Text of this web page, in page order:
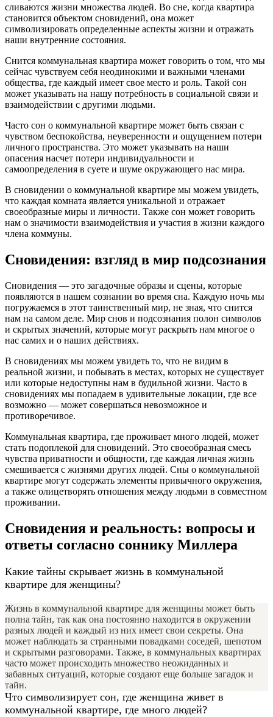
сливаются жизни множества людей. Во сне, когда квартира
становится объектом сновидений, она может
символизировать определенные аспекты жизни и отражать
наши внутренние состояния.
Снится коммунальная квартира может говорить о том, что мы
сейчас чувствуем себя неодинокими и важными членами
общества, где каждый имеет свое место и роль. Такой сон
может указывать на нашу потребность в социальной связи и
взаимодействии с другими людьми.
Часто сон о коммунальной квартире может быть связан с
чувством беспокойства, неуверенности и ощущением потери
личного пространства. Это может указывать на наши
опасения насчет потери индивидуальности и
самоопределения в суете и шуме окружающего нас мира.
В сновидении о коммунальной квартире мы можем увидеть,
что каждая комната является уникальной и отражает
своеобразные миры и личности. Также сон может говорить
нам о значимости взаимодействия и участия в жизни каждого
члена коммуны.
Сновидения: взгляд в мир подсознания
Сновидения — это загадочные образы и сцены, которые
появляются в нашем сознании во время сна. Каждую ночь мы
погружаемся в этот таинственный мир, не зная, что снится
нам на самом деле. Мир снов и подсознания полон символов
и скрытых значений, которые могут раскрыть нам многое о
нас самих и о наших действиях.
В сновидениях мы можем увидеть то, что не видим в
реальной жизни, и побывать в местах, которых не существует
или которые недоступны нам в будильной жизни. Часто в
сновидениях мы попадаем в удивительные локации, где все
возможно — может совершаться невозможное и
противоречивое.
Коммунальная квартира, где проживает много людей, может
стать подоплекой для сновидений. Это своеобразная смесь
чувства приватности и общности, где каждая личная жизнь
смешивается с жизнями других людей. Сны о коммунальной
квартире могут содержать элементы привычного окружения,
а также олицетворять отношения между людьми в совместном
проживании.
Сновидения и реальность: вопросы и
ответы согласно соннику Миллера
Какие тайны скрывает жизнь в коммунальной
квартире для женщины?
Жизнь в коммунальной квартире для женщины может быть
полна тайн, так как она постоянно находится в окружении
разных людей и каждый из них имеет свои секреты. Она
может наблюдать за странными повадками соседей, шепотом
и скрытыми разговорами. Также, в коммунальных квартирах
часто может происходить множество неожиданных и
забавных ситуаций, которые создают еще больше загадок и
тайн.
Что символизирует сон, где женщина живет в
коммунальной квартире, где много людей?